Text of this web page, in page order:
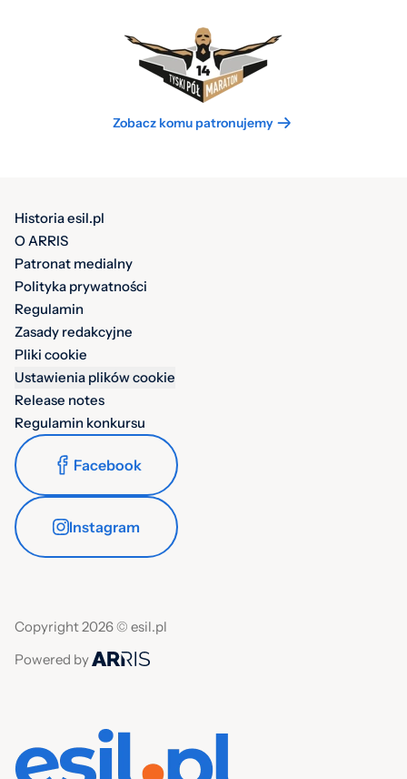
Zobacz komu patronujemy
Historia esil.pl
O ARRIS
Patronat medialny
Polityka prywatności
Regulamin
Zasady redakcyjne
Pliki cookie
Ustawienia plików cookie
Release notes
Regulamin konkursu
Facebook
Instagram
Copyright 2026 © esil.pl
Powered by